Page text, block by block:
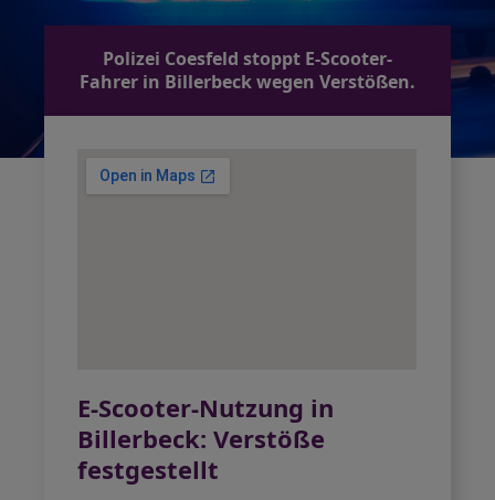
Polizei Coesfeld stoppt E-Scooter-
Fahrer in Billerbeck wegen Verstößen.
E-Scooter-Nutzung in
Billerbeck: Verstöße
festgestellt